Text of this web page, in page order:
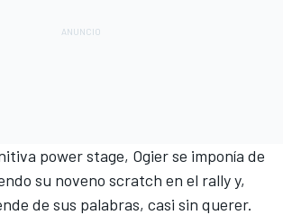
power stage, Ogier se imponía de
su noveno scratch en el rally y,
de sus palabras, casi sin querer.